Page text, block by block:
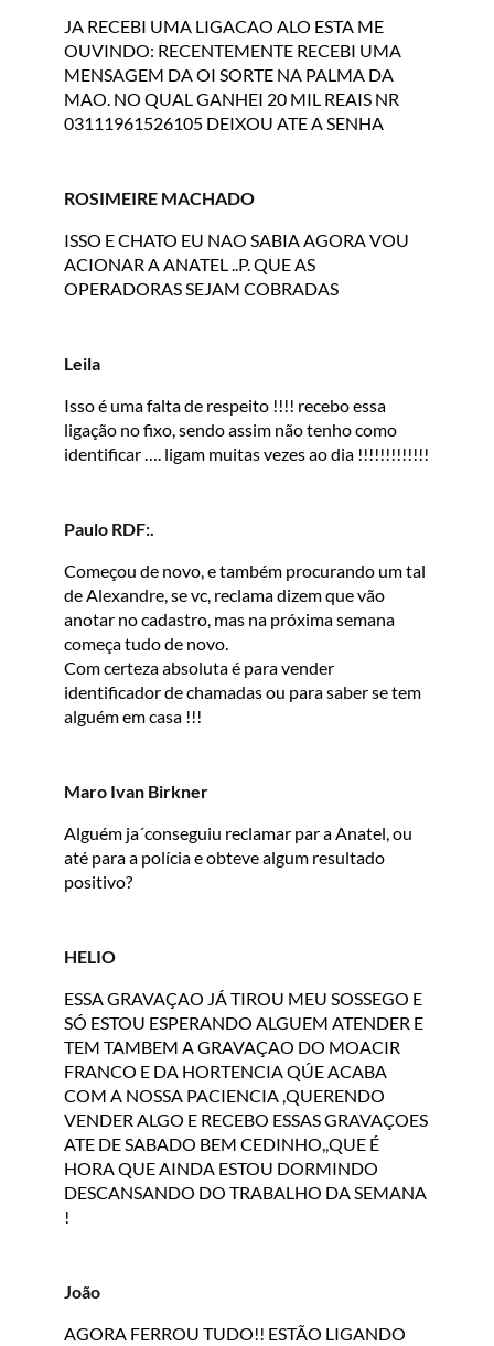
JA RECEBI UMA LIGACAO ALO ESTA ME
OUVINDO: RECENTEMENTE RECEBI UMA
MENSAGEM DA OI SORTE NA PALMA DA
MAO. NO QUAL GANHEI 20 MIL REAIS NR
03111961526105 DEIXOU ATE A SENHA
ROSIMEIRE MACHADO
ISSO E CHATO EU NAO SABIA AGORA VOU
ACIONAR A ANATEL ..P. QUE AS
OPERADORAS SEJAM COBRADAS
Leila
Isso é uma falta de respeito !!!! recebo essa
ligação no fixo, sendo assim não tenho como
identificar …. ligam muitas vezes ao dia !!!!!!!!!!!!!
Paulo RDF:.
Começou de novo, e também procurando um tal
de Alexandre, se vc, reclama dizem que vão
anotar no cadastro, mas na próxima semana
começa tudo de novo.
Com certeza absoluta é para vender
identificador de chamadas ou para saber se tem
alguém em casa !!!
Maro Ivan Birkner
Alguém ja´conseguiu reclamar par a Anatel, ou
até para a polícia e obteve algum resultado
positivo?
HELIO
ESSA GRAVAÇAO JÁ TIROU MEU SOSSEGO E
SÓ ESTOU ESPERANDO ALGUEM ATENDER E
TEM TAMBEM A GRAVAÇAO DO MOACIR
FRANCO E DA HORTENCIA QÚE ACABA
COM A NOSSA PACIENCIA ,QUERENDO
VENDER ALGO E RECEBO ESSAS GRAVAÇOES
ATE DE SABADO BEM CEDINHO,,QUE É
HORA QUE AINDA ESTOU DORMINDO
DESCANSANDO DO TRABALHO DA SEMANA
!
João
AGORA FERROU TUDO!! ESTÃO LIGANDO